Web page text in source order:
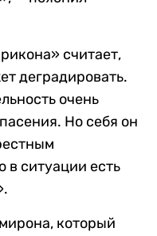
считает,
деградировать.
очень
Но себя он
в ситуации есть
который